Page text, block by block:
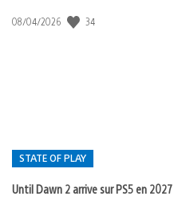
Date
08/04/2026 34
STATE OF PLAY
Until Dawn 2 arrive sur PS5 en 2027